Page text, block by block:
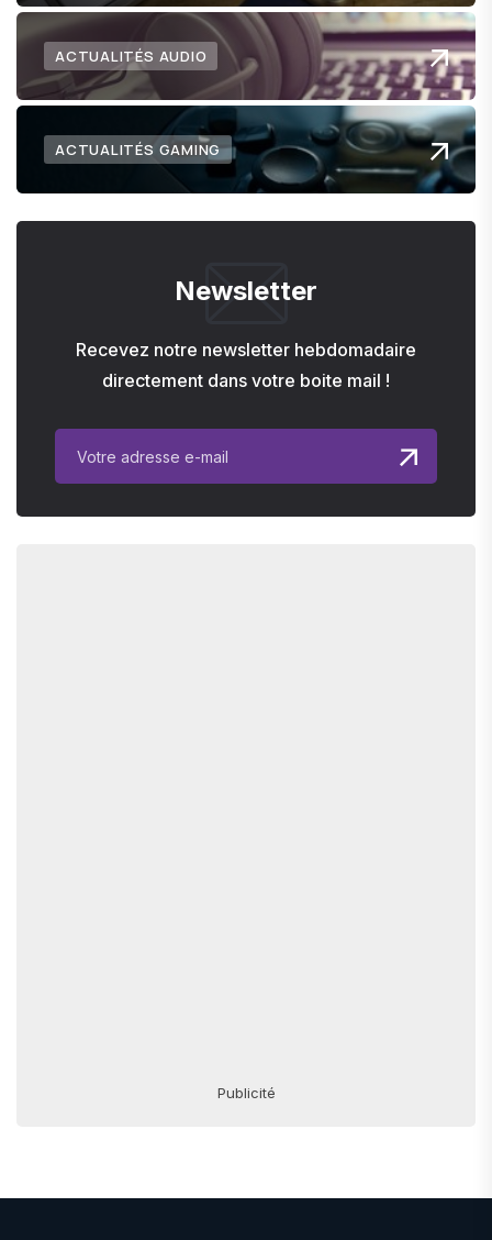
ACTUALITÉS AUDIO
ACTUALITÉS GAMING
Newsletter
Recevez notre newsletter hebdomadaire
directement dans votre boite mail !
Publicité